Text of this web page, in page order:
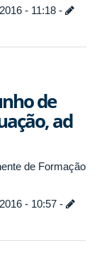
- 11:18 -
de
ad
de Formação
- 10:57 -